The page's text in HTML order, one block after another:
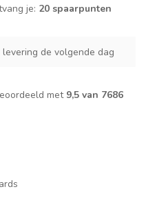
je: 20 spaarpunten
levering de volgende dag
met 9,5 van 7686